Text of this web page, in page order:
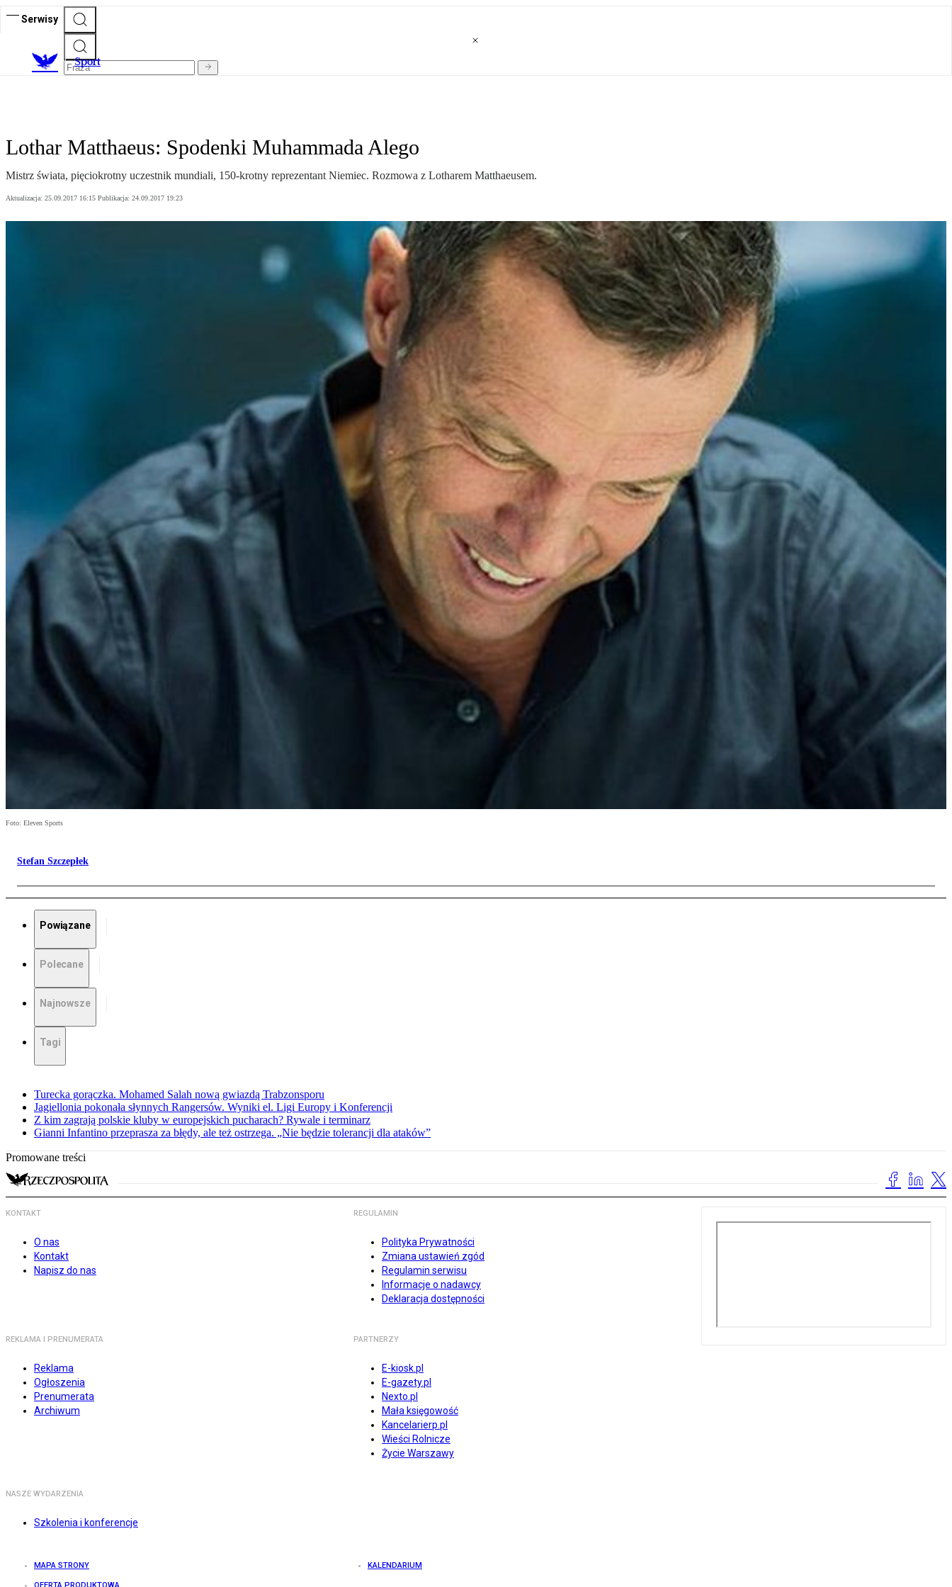
Serwisy
Sport
Lothar Matthaeus: Spodenki Muhammada Alego
Mistrz świata, pięciokrotny uczestnik mundiali, 150-krotny reprezentant Niemiec. Rozmowa z Lotharem Matthaeusem.
Aktualizacja: 25.09.2017 16:15 Publikacja: 24.09.2017 19:23
Foto: Eleven Sports
Stefan Szczepłek
Powiązane
Polecane
Najnowsze
Tagi
Turecka gorączka. Mohamed Salah nową gwiazdą Trabzonsporu
Jagiellonia pokonała słynnych Rangersów. Wyniki el. Ligi Europy i Konferencji
Z kim zagrają polskie kluby w europejskich pucharach? Rywale i terminarz
Gianni Infantino przeprasza za błędy, ale też ostrzega. „Nie będzie tolerancji dla ataków”
Promowane treści
KONTAKT
O nas
Kontakt
Napisz do nas
REGULAMIN
Polityka Prywatności
Zmiana ustawień zgód
Regulamin serwisu
Informacje o nadawcy
Deklaracja dostępności
REKLAMA I PRENUMERATA
Reklama
Ogłoszenia
Prenumerata
Archiwum
PARTNERZY
E-kiosk.pl
E-gazety.pl
Nexto.pl
Mała księgowość
Kancelarierp.pl
Wieści Rolnicze
Życie Warszawy
NASZE WYDARZENIA
Szkolenia i konferencje
MAPA STRONY KALENDARIUM